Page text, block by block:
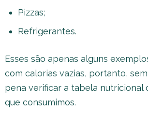
Pizzas;
Refrigerantes.
Esses são apenas alguns
com calorias vazias, portanto,
pena verificar a tabela nutricional
que consumimos.